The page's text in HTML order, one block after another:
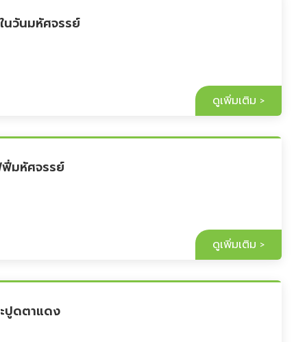
นวันมหัศจรรย์
ดูเพิ่มเติม
มหัศจรรย์
ดูเพิ่มเติม
ปูดตาแดง